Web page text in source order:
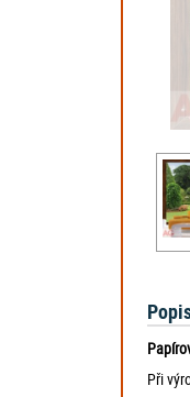
Při